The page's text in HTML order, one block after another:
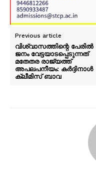
Previous article
വിശ്വാസത്തിന്റെ പേരിൽ
ജനം വേട്ടയാടപ്പെടുന്നത്
മതേതര രാജ്യത്ത്
അപലപനീയം: കർദ്ദിനാൾ
ക്ലീമിസ് ബാവ